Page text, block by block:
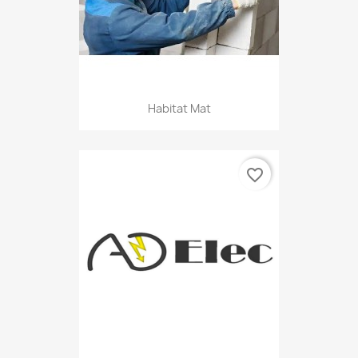
Habitat Mat
favorite_border